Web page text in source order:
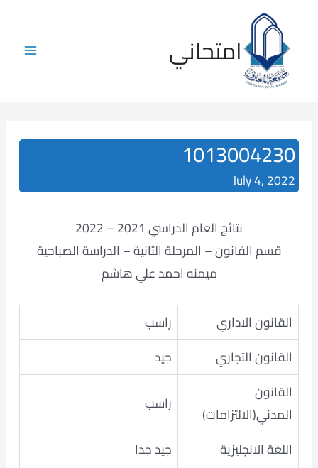
content
Main
امتحاني
1013004230
July 4, 2022
نتائج العام الدراسي 2021 – 2022
قسم القانون – المرحلة الثانية – الدراسة الصباحية
ميمنه احمد علي هاشم
القانون الاداري
راسب
القانون التجاري
جيد
القانون
المدني(الالتزامات)
راسب
اللغة الانجليزية
جيد جدا